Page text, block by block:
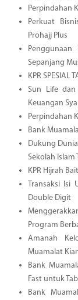
Perpindahan
Perkuat
Prohajj Plus
Sepanjang
KPR SPESIAL
Sun Life
Keuangan
Perpindahan
Bank
Dukung
Sekolah Islam
KPR Hijrah
Transaksi Isi
Double Digit
Program
Amanah
Muamalat
Bank
Fast untuk
Bank